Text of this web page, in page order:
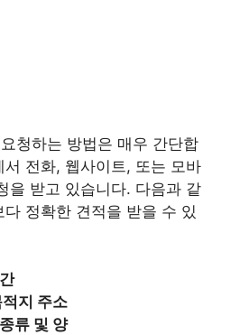
청하는 방법은 매우 간단합
전화, 웹사이트, 또는 모바
을 받고 있습니다. 다음과 같
정확한 견적을 받을 수 있
지 주소
류 및 양